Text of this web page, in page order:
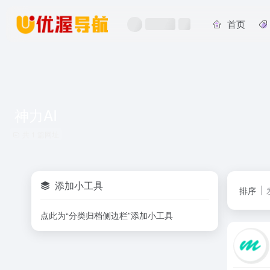
首页
排序
添加小工具
点此为“分类归档侧边栏”添加小工具